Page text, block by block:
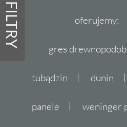
FILTRY oferujemy:
gres
tubądzin dunin
panele weninger